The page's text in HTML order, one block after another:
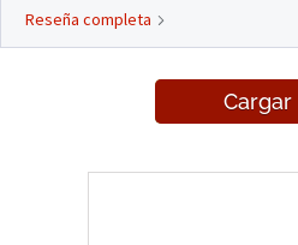
Reseña completa
Cargar